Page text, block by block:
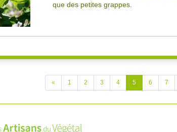
que des petites grappes.
« 1 2 3 4 5 6 7